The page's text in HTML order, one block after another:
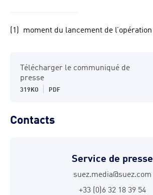
(1) moment du lancement de l’opération
Télécharger le communiqué de
presse
319KO PDF
Contacts
Service de presse
suez.media@suez.com
+33 (0)6 32 18 39 54